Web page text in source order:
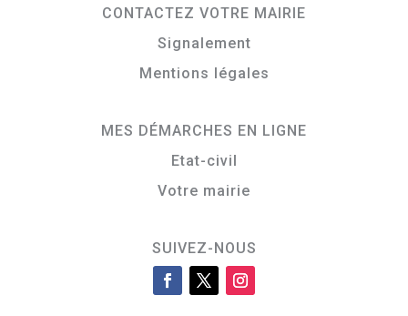
CONTACTEZ VOTRE MAIRIE
Signalement
Mentions légales
MES DÉMARCHES EN LIGNE
Etat-civil
Votre mairie
SUIVEZ-NOUS